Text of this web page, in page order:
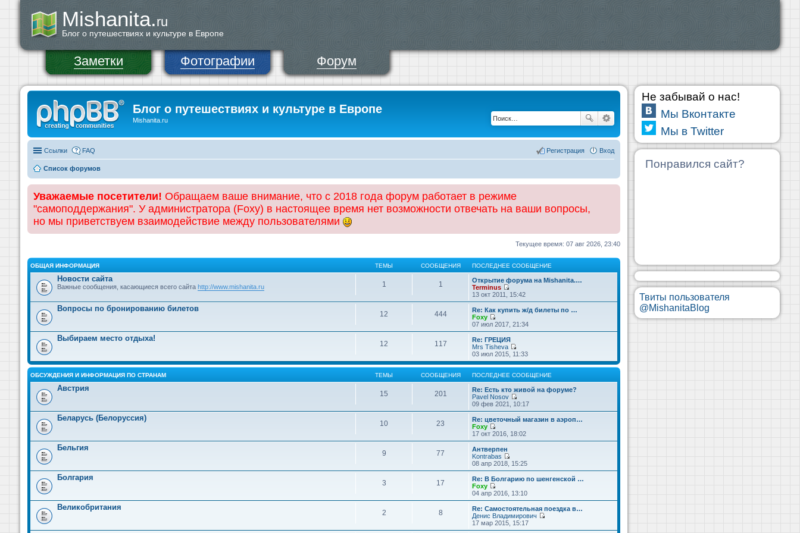
Mishanita.ru
Блог о путешествиях и культуре в Европе
Заметки Фотографии Форум
Блог о путешествиях и культуре в Европе
Mishanita.ru
Ссылки FAQ Вход
Регистрация
Список форумов
Уважаемые посетители! Обращаем ваше внимание, что с 2018 года форум работает в режиме
"самоподдержания". У администратора (Foxy) в настоящее время нет возможности отвечать на ваши вопросы,
но мы приветствуем взаимодействие между пользователями
Текущее время: 07 авг 2026, 23:40
ОБЩАЯ ИНФОРМАЦИЯ ТЕМЫ СООБЩЕНИЯ ПОСЛЕДНЕЕ СООБЩЕНИЕ
Новости сайта
Важные сообщения, касающиеся всего сайта http://www.mishanita.ru 1 1
Открытие форума на Mishanita.…
Terminus
П
е
р
е
й
т
и
к
п
о
с
л
е
н
е
м
у
с
о
б
н
и
ю
13 окт 2011, 15:42
Вопросы по бронированию билетов
12 444
Re: Как купить ж/д билеты по …
Foxy
П
е
р
е
й
т
и
к
п
о
с
л
е
н
е
м
у
с
о
о
б
щ
н
и
ю
07 июл 2017, 21:34
Выбираем место отдыха!
12 117
Re: ГРЕЦИЯ
Mrs Tisheva
П
е
р
е
й
т
к
п
о
с
л
е
е
м
с
о
б
щ
е
н
и
03 июл 2015, 11:33
ОБСУЖДЕНИЯ И ИНФОРМАЦИЯ ПО СТРАНАМ ТЕМЫ СООБЩЕНИЯ ПОСЛЕДНЕЕ СООБЩЕНИЕ
Австрия
15 201
Re: Есть кто живой на форуме?
Pavel Nosov
П
е
р
е
й
т
п
о
л
д
н
е
м
у
с
09 фев 2021, 10:17
Беларусь (Белоруссия)
10 23
Re: цветочный магазин в аэроп…
Foxy
П
е
р
е
й
т
к
п
о
л
е
д
17 окт 2016, 18:02
Бельгия
9 77
Антверпен
Kontrabas
П
е
р
е
й
т
к
п
о
08 апр 2018, 15:25
Болгария
3 17
Re: В Болгарию по шенгенской …
Foxy
П
е
р
е
й
т
04 апр 2016, 13:10
Великобритания
2 8
Re: Самостоятельная поездка в…
Денис Владимирович
е
17 мар 2015, 15:17
Не забывай о нас!
Мы Вконтакте
Мы в Twitter
Понравился сайт?
Твиты пользователя
@MishanitaBlog